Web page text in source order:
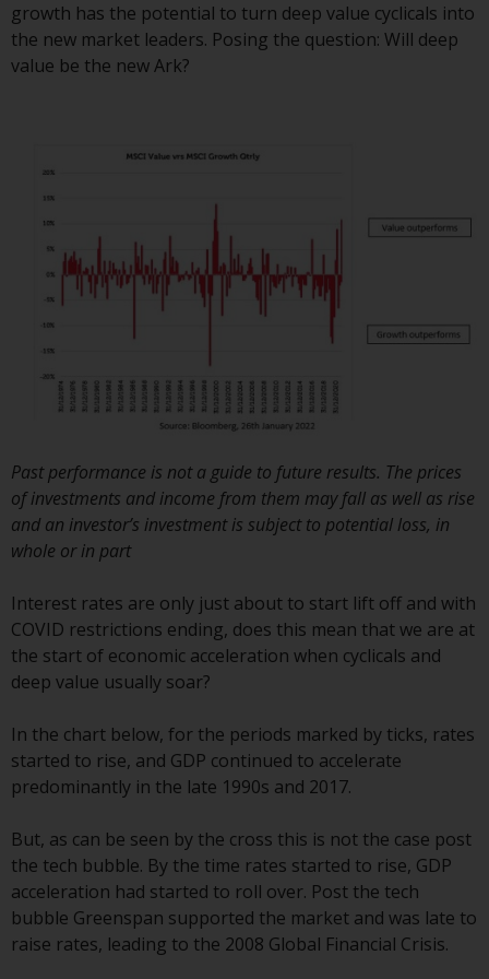
durch die FINMA. Redwheel-
verwaltete Fonds, die nicht von
der FINMA bewilligt wurden,
angeboten werden. 3 und Abs.
Der Vertreter der von Redwheel
verwalteten Fonds in der Schweiz
ist FIRST INDEPENDENT FUND
SERVICES LTD, Feldeggstrasse 12,
CH-8008 Zürich. Zahlstelle der von
Redwheel verwalteten Fonds in
der Schweiz ist die Helvetische
Bank AG, Seefeldstrasse 215, CH-
Verkaufsprospekt oder ein
gleichwertiges Dokument der von
Redwheel verwalteten Fonds, die
Gründungsdokumente, die
den jeweiligen von Redwheel
verwalteten Fonds erstellt, die
Halbjahresberichte und/oder das
Basisinformationsblatt (PRIIPs
Vertreter in der Schweiz. In Bezug
auf die qualifizierten Anlegern in
der Schweiz angebotenen Aktien
eingetragene Sitz des Schweizer
Vertreters. Gerichtsstand ist am
Sitz des Schweizer Vertreters
oder am Sitz oder Wohnsitz des
Anlegers.
growth has the potential to turn deep value cyclicals into
the new market leaders. Posing the question: Will deep
value be the new Ark?
Past performance is not a guide to future results. The prices
of investments and income from them may fall as well as rise
and an investor’s investment is subject to potential loss, in
whole or in part
Interest rates are only just about to start lift off and with
COVID restrictions ending, does this mean that we are at
the start of economic acceleration when cyclicals and
deep value usually soar?
In the chart below, for the periods marked by ticks, rates
started to rise, and GDP continued to accelerate
predominantly in the late 1990s and 2017.
But, as can be seen by the cross this is not the case post
the tech bubble. By the time rates started to rise, GDP
acceleration had started to roll over. Post the tech
bubble Greenspan supported the market and was late to
raise rates, leading to the 2008 Global Financial Crisis.